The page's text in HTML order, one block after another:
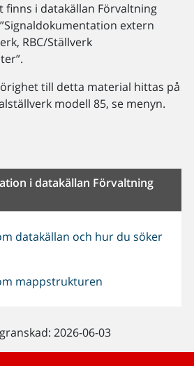
finns i datakällan Förvaltning
extern
RBC/Ställverk
till detta material hittas på
modell 85, se menyn.
i datakällan Förvaltning
datakällan och hur du söker
mappstrukturen
2026-06-03